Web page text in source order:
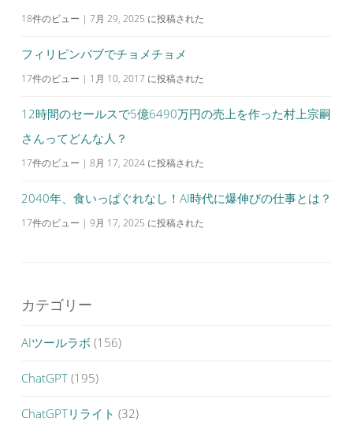
18件のビュー | 7月 29, 2025 に投稿された
フィリピンパブでチョメチョメ
17件のビュー | 1月 10, 2017 に投稿された
12時間のセールスで5億6490万円の売上を作った村上宗嗣
さんってどんな人？
17件のビュー | 8月 17, 2024 に投稿された
2040年、食いっぱぐれなし！AI時代に爆伸びの仕事とは？
17件のビュー | 9月 17, 2025 に投稿された
カテゴリー
AIツールラボ (156)
ChatGPT (195)
ChatGPTリライト (32)